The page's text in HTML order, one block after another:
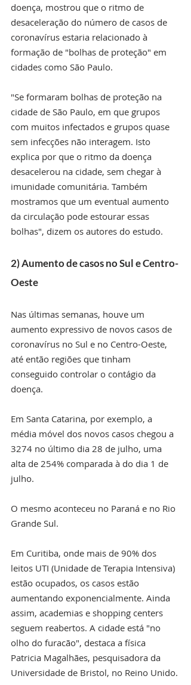
doença, mostrou que o ritmo de
desaceleração do número de casos de
coronavírus estaria relacionado à
formação de "bolhas de proteção" em
cidades como São Paulo.
"Se formaram bolhas de proteção na
cidade de São Paulo, em que grupos
com muitos infectados e grupos quase
sem infecções não interagem. Isto
explica por que o ritmo da doença
desacelerou na cidade, sem chegar à
imunidade comunitária. Também
mostramos que um eventual aumento
da circulação pode estourar essas
bolhas", dizem os autores do estudo.
2) Aumento de casos no Sul e Centro-
Oeste
Nas últimas semanas, houve um
aumento expressivo de novos casos de
coronavírus no Sul e no Centro-Oeste,
até então regiões que tinham
conseguido controlar o contágio da
doença.
Em Santa Catarina, por exemplo, a
média móvel dos novos casos chegou a
3274 no último dia 28 de julho, uma
alta de 254% comparada à do dia 1 de
julho.
O mesmo aconteceu no Paraná e no Rio
Grande Sul.
Em Curitiba, onde mais de 90% dos
leitos UTI (Unidade de Terapia Intensiva)
estão ocupados, os casos estão
aumentando exponencialmente. Ainda
assim, academias e shopping centers
seguem reabertos. A cidade está "no
olho do furacão", destaca a física
Patricia Magalhães, pesquisadora da
Universidade de Bristol, no Reino Unido.